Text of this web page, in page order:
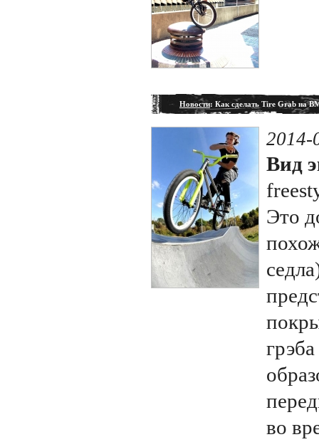
Новости: Как сделать Tire Grab на
2014-
Вид
Это
во